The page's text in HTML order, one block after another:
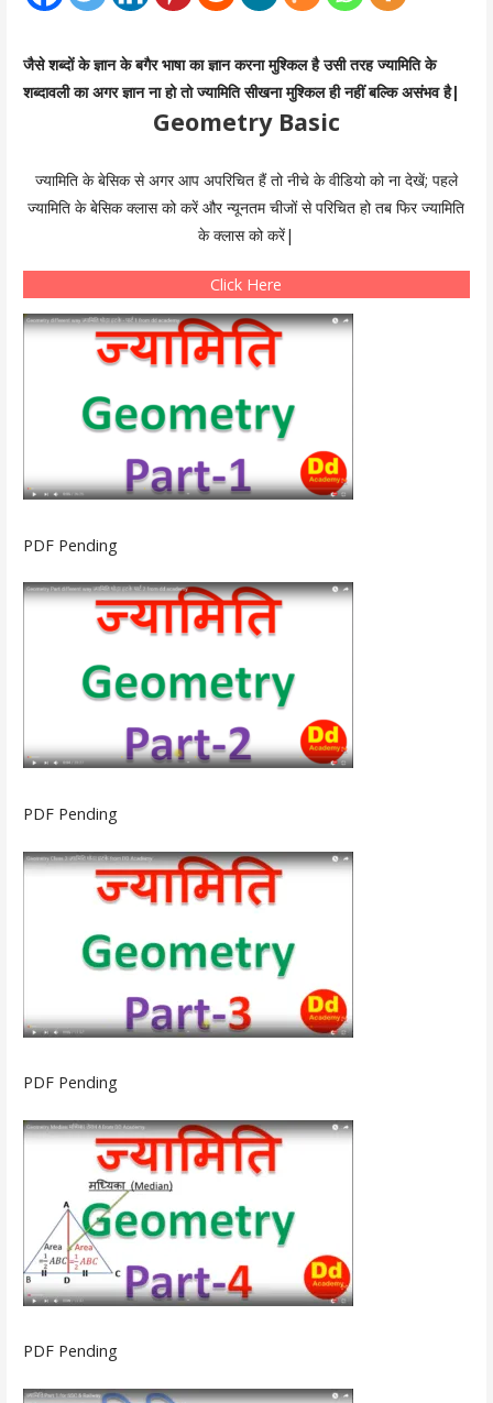
जैसे शब्दों के ज्ञान के बगैर भाषा का ज्ञान करना मुश्किल है उसी तरह ज्यामिति के
शब्दावली का अगर ज्ञान ना हो तो ज्यामिति सीखना मुश्किल ही नहीं बल्कि असंभव है|
Geometry Basic
ज्यामिति के बेसिक से अगर आप अपरिचित हैं तो नीचे के वीडियो को ना देखें; पहले
ज्यामिति के बेसिक क्लास को करें और न्यूनतम चीजों से परिचित हो तब फिर ज्यामिति
के क्लास को करें|
Click Here
PDF Pending
PDF Pending
PDF Pending
PDF Pending